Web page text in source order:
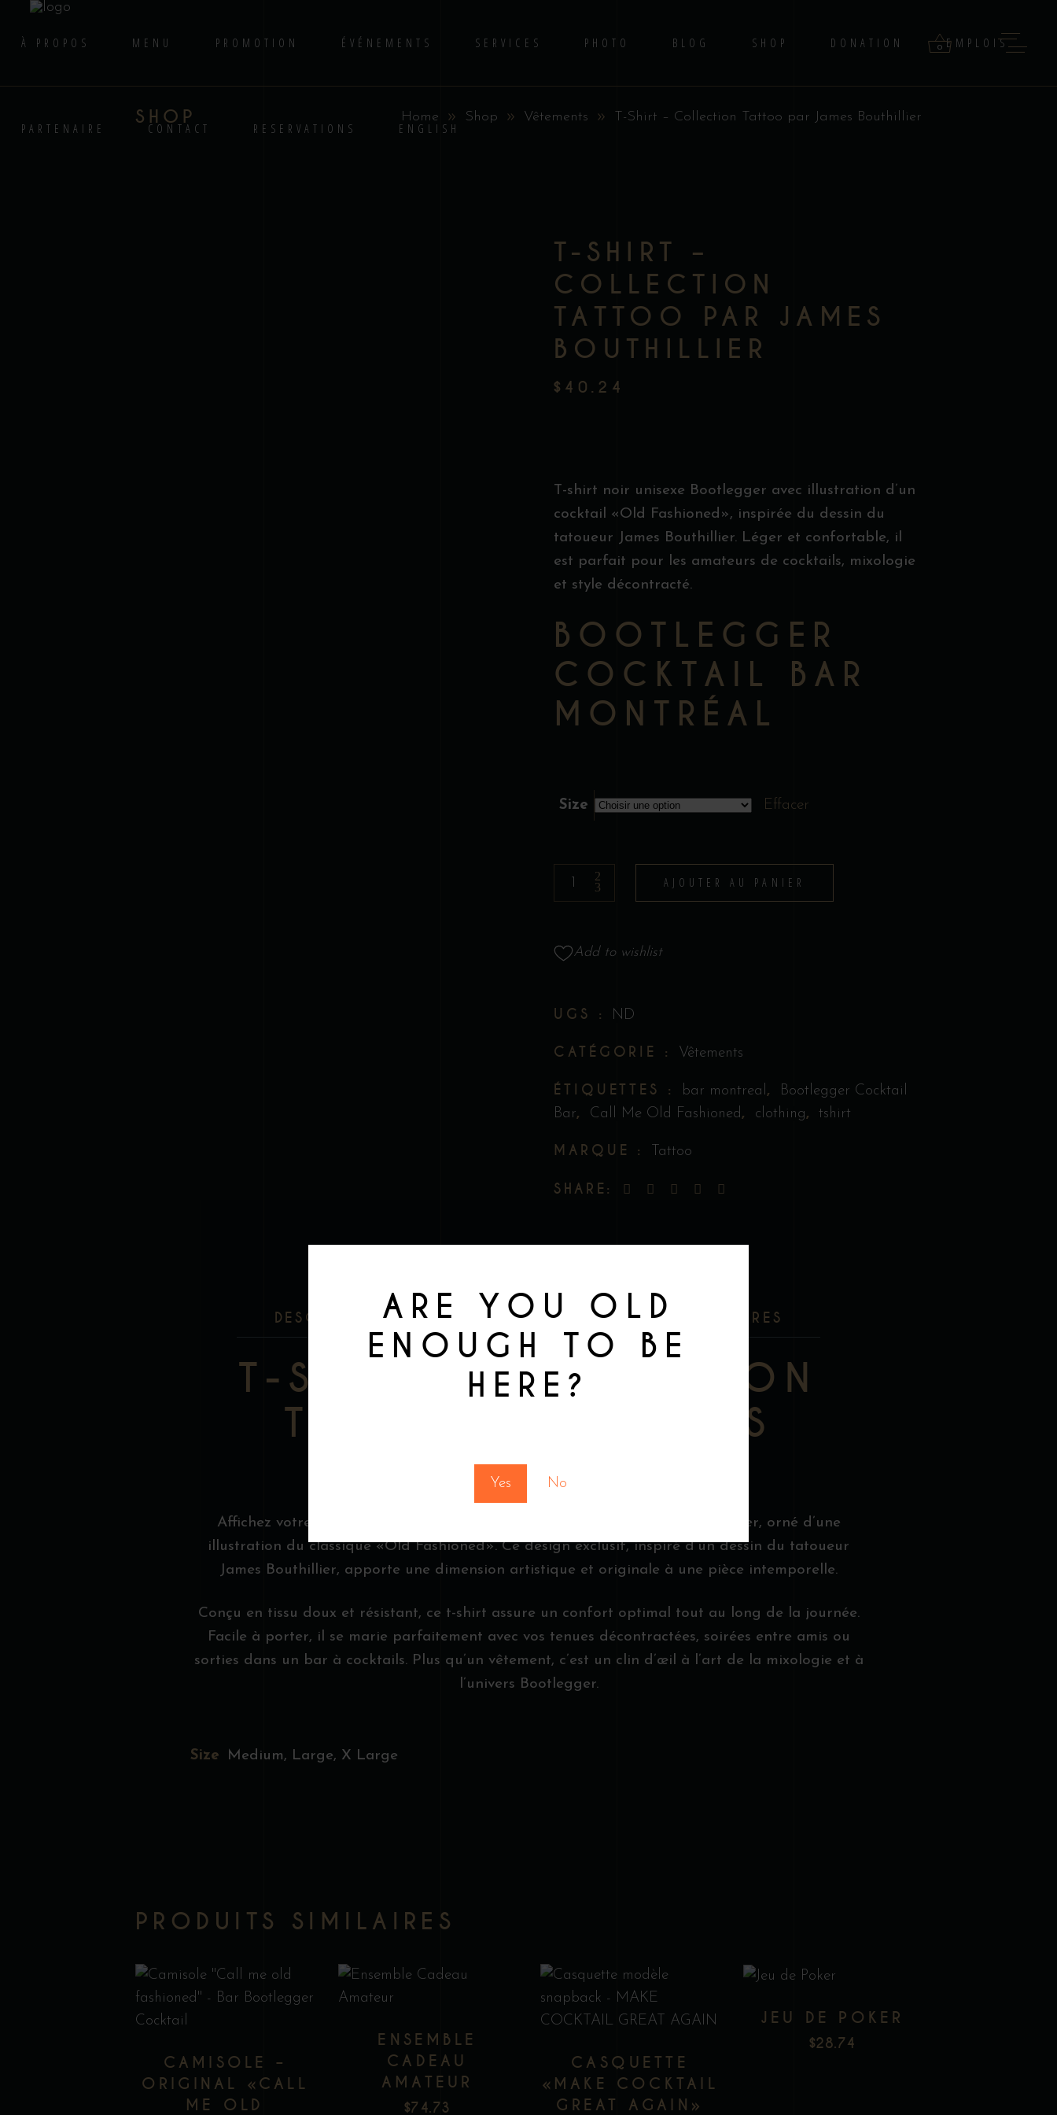
ARE YOU OLD
ENOUGH TO BE
HERE?
Yes No
À PROPOS MENU PROMOTION ÉVÉNEMENTS SERVICES PHOTO BLOG SHOP DONATION EMPLOIS
PARTENAIRE CONTACT RESERVATIONS ENGLISH
0
No products in the cart.
SHOP Home Shop Vêtements T-Shirt – Collection Tattoo par James Bouthillier
T-SHIRT –
COLLECTION
TATTOO PAR JAMES
BOUTHILLIER
$ 40.24
T-shirt noir unisexe Bootlegger avec illustration d’un
cocktail «Old Fashioned», inspirée du dessin du
tatoueur James Bouthillier. Léger et confortable, il
est parfait pour les amateurs de cocktails, mixologie
et style décontracté.
BOOTLEGGER
COCKTAIL BAR
MONTRÉAL
Size Effacer
Shirt
Collection
James
quantity
AJOUTER AU PANIER
Add to wishlist
UGS : ND
CATÉGORIE : Vêtements
ÉTIQUETTES : bar montreal,
Bootlegger Cocktail
Bar, Call Me Old Fashioned, clothing,tshirt
MARQUE : Tattoo
SHARE:
DESCRIPTION INFORMATIONS COMPLÉMENTAIRES
T-SHIRT – COLLECTION
TATTOO PAR JAMES
BOUTHILLIER
Affichez votre passion pour les cocktails avec le t-shirt noir unisexe Bootlegger, orné d’une
illustration du classique «Old Fashioned». Ce design exclusif, inspiré d’un dessin du tatoueur
James Bouthillier, apporte une dimension artistique et originale à une pièce intemporelle.
Conçu en tissu doux et résistant, ce t-shirt assure un confort optimal tout au long de la journée.
Facile à porter, il se marie parfaitement avec vos tenues décontractées, soirées entre amis ou
sorties dans un bar à cocktails. Plus qu’un vêtement, c’est un clin d’œil à l’art de la mixologie et à
l’univers Bootlegger.
Size Medium, Large, X Large
PRODUITS SIMILAIRES
Ce
variations.
CAMISOLE –
ORIGINAL «CALL
ME OLD
ENSEMBLE
CADEAU
AMATEUR
$74.73
CASQUETTE
«MAKE COCKTAIL
GREAT AGAIN»
JEU DE POKER
$28.74